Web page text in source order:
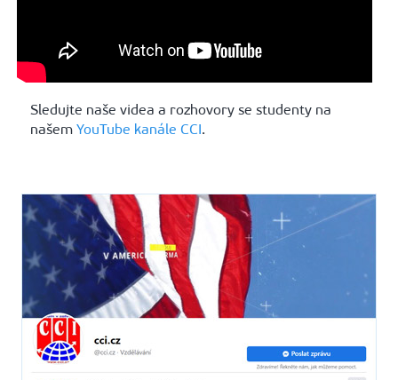
Sledujte naše videa a rozhovory se studenty na
našem YouTube kanále CCI.